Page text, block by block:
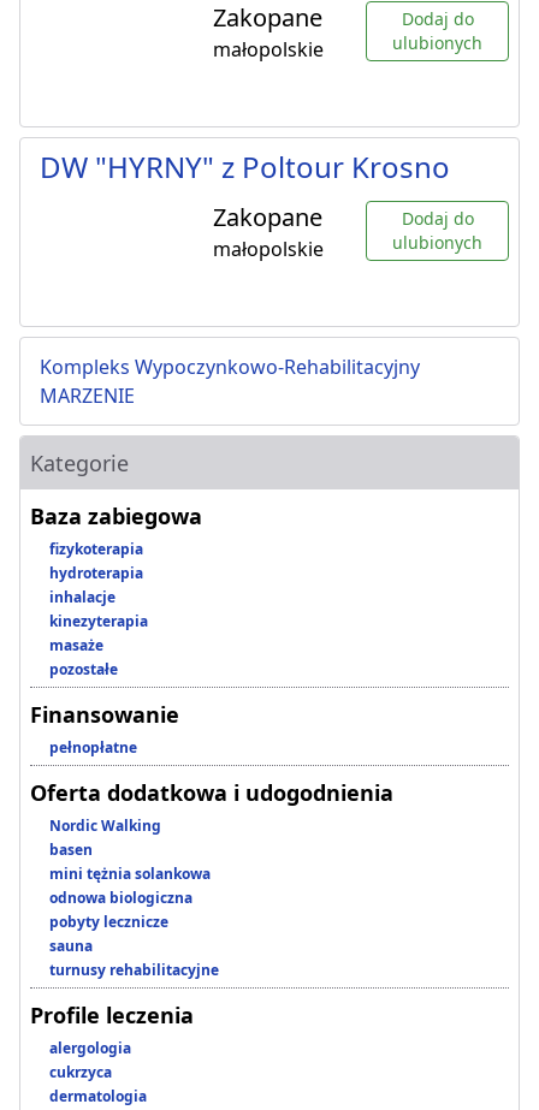
Zakopane
małopolskie
Dodaj do
ulubionych
DW "HYRNY" z Poltour Krosno
Zakopane
małopolskie
Dodaj do
ulubionych
Kompleks Wypoczynkowo-Rehabilitacyjny
MARZENIE
Kategorie
Baza zabiegowa
fizykoterapia
hydroterapia
inhalacje
kinezyterapia
masaże
pozostałe
Finansowanie
pełnopłatne
Oferta dodatkowa i udogodnienia
Nordic Walking
basen
mini tężnia solankowa
odnowa biologiczna
pobyty lecznicze
sauna
turnusy rehabilitacyjne
Profile leczenia
alergologia
cukrzyca
dermatologia